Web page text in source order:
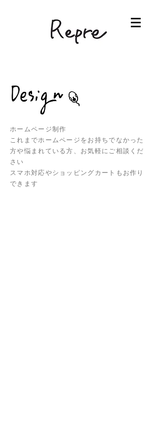
ホームページ制作
これまでホームページをお持ちでなかった
方や悩まれている方、お気軽にご相談くだ
さい
スマホ対応やショッピングカートもお作り
できます